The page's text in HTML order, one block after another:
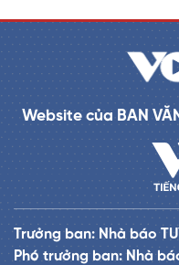
Website của BAN
Trưởng ban: Nhà báo
Phó trưởng ban: Nhà